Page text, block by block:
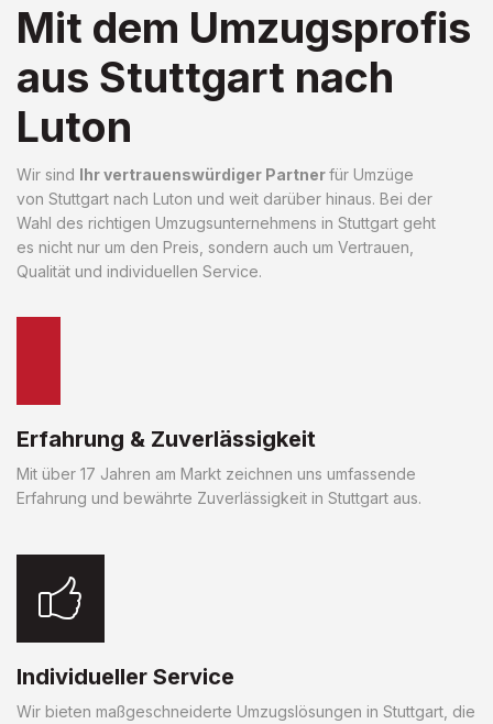
Mit dem Umzugsprofis
aus Stuttgart nach
Luton
Wir sind Ihr vertrauenswürdiger Partnerfür Umzüge
von Stuttgart nach Luton und weit darüber hinaus. Bei der
Wahl des richtigen Umzugsunternehmens in Stuttgart geht
es nicht nur um den Preis, sondern auch um Vertrauen,
Qualität und individuellen Service.
Erfahrung & Zuverlässigkeit
Mit über 17 Jahren am Markt zeichnen uns umfassende
Erfahrung und bewährte Zuverlässigkeit in Stuttgart aus.
Individueller Service
Wir bieten maßgeschneiderte Umzugslösungen in Stuttgart, die